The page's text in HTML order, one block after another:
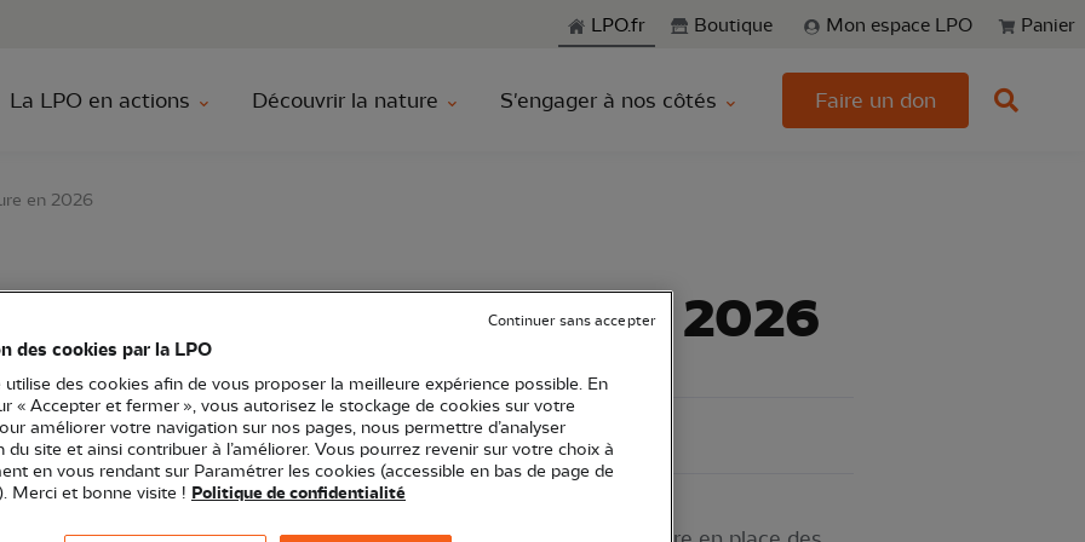
Aller à la rechercheLPO.fr Boutique Mon espace LPO Panier
La LPO en actions Découvrir la nature S'engager à nos côtés Faire un don
en 2026
à des chantiers nature en 2026
Ecovolontaire 31 - Haute-Garonne Chantier nature
des cookies par la LPO
utilise des cookies afin de vous proposer la meilleure expérience possible. En
« Accepter et fermer », vous autorisez le stockage de cookies sur votre
améliorer votre navigation sur nos pages, nous permettre d’analyser
du site et ainsi contribuer à l’améliorer. Vous pourrez revenir sur votre choix à
en vous rendant sur Paramétrer les cookies (accessible en bas de page de
Merci et bonne visite ! Politique de confidentialité
Continuer sans accepter